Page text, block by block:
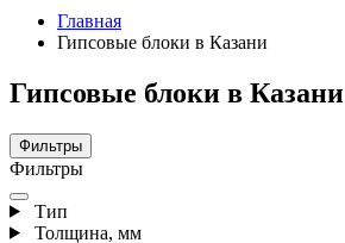
Главная
Гипсовые блоки в Казани
Гипсовые блоки в Казани
Фильтры
Фильтры
Тип
Толщина, мм